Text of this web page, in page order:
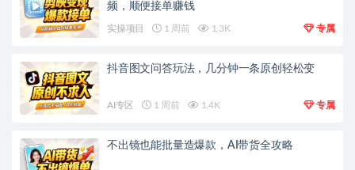
频，顺便接单赚钱
实操项目 1 周前 1.3K 专属
抖音图文问答玩法，几分钟一条原创轻松变
AI专区 1 周前 1.4K 专属
不出镜也能批量造爆款，AI带货全攻略